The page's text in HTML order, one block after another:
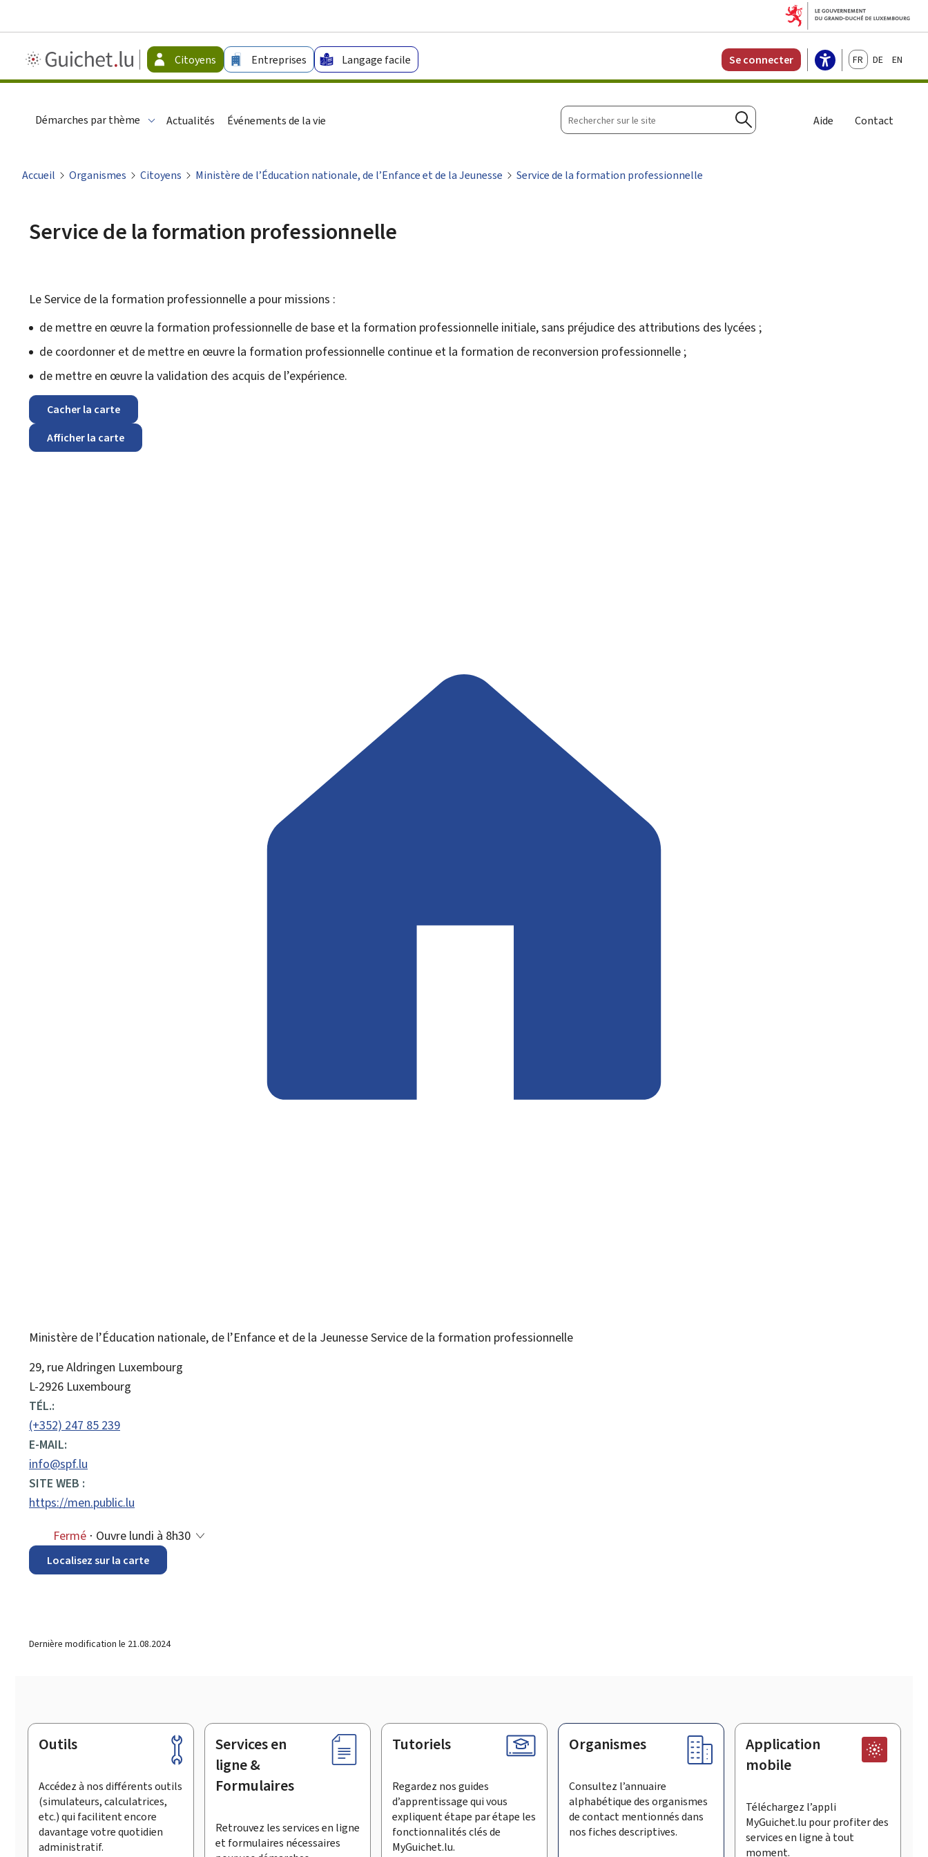
Guichet.lu
-
Citoyens Entreprises Langage facile Se connecter FrançaisDeutschEnglish
Démarches par thème Actualités Événements de la vie
Rechercher
sur
site
Rechercher
Aide Contact
Accueil Organismes Citoyens Ministère de l’Éducation nationale, de l’Enfance et de la Jeunesse Service de la formation professionnelle
Service de la formation professionnelle
LeService de la formation professionnelle a pour missions :
de mettre en œuvre la formation professionnelle de base et la formation professionnelle initiale, sans préjudice des attributions des lycées ;
de coordonner et de mettre en œuvre la formation professionnelle continue et la formation de reconversion professionnelle ;
de mettre en œuvre la validation des acquis de l’expérience.
Cacher la carte
Afficher la carte
Ministère de l’Éducation nationale, de l’Enfance et de la JeunesseService de la formation professionnelle
ADRESSE
:
29, rue Aldringen Luxembourg
L-2926 Luxembourg
TÉL.:
(+352) 247 85 239
E-MAIL:
info@spf.lu
SITE WEB :
https://men.public.lu
Fermé ⋅ Ouvre lundi à 8h30
Localisez sur la carte
Dernière modification le 21.08.2024
Pied
page
Outils
Accédez à nos différents outils
(simulateurs, calculatrices,
etc.) qui facilitent encore
davantage votre quotidien
administratif.
Services en
ligne &
Formulaires
Retrouvez les services en ligne
et formulaires nécessaires
Tutoriels
Regardez nos guides
d’apprentissage qui vous
expliquent étape par étape les
fonctionnalités clés de
MyGuichet.lu.
Organismes
Consultez l’annuaire
alphabétique des organismes
de contact mentionnés dans
nos fiches descriptives.
Application
mobile
Téléchargez l’appli
MyGuichet.lu pour profiter des
services en ligne à tout
moment.